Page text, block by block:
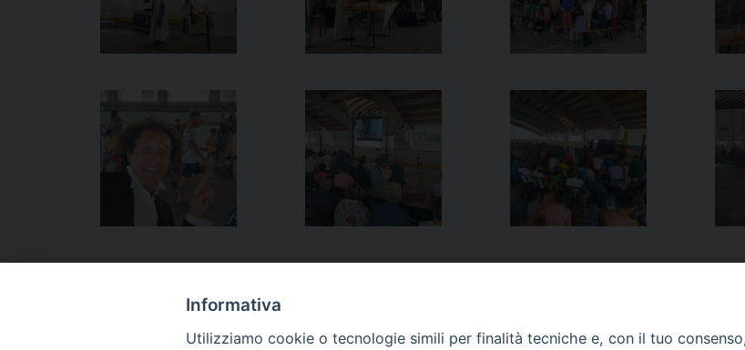
Famiglia
Informativa
Utilizziamo cookie o tecnologie simili per finalità tecniche e, con il tuo